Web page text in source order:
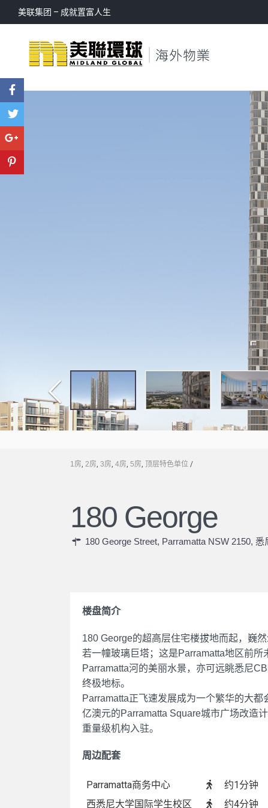
美联集团 – 成就置富人生
1房, 2房, 3房, 4房, 5房, 顶层特色单位 /
180 George
180 George Street, Parramatta NSW 2150, 悉
楼盘简介
180 George的超高层住宅楼拔地而起，巍
若一幢玻璃巨塔；这是Parramatta地区前
Parramatta河的美丽水景，亦可远眺悉尼
终极地标。
Parramatta正飞速发展成为一个繁华的大
亿澳元的Parramatta Square城市广场改造
重量级机构入驻。
周边配套
Parramatta商务中心
约1分钟
西悉尼大学国际学生校区
约4分钟